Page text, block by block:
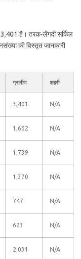
है। तरक-लेंगदी सर्किल
की विस्तृत जानकारी
ग्रामीण शहरी
3,401 N/A
1,662 N/A
1,739 N/A
1,370 N/A
747 N/A
623 N/A
2,031 N/A